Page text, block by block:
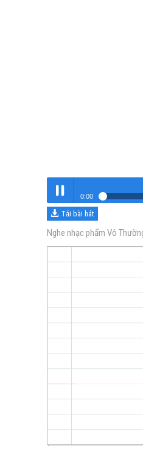
Nghe
0:00
Vô Thường
Tải bài hát
Nghe nhạc phẩm Vô